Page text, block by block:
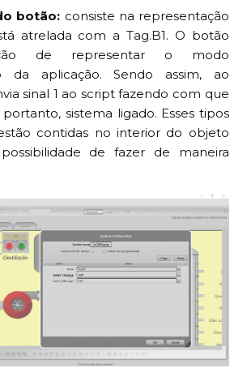
botão: consiste na representação
atrelada com a Tag.B1. O botão
de representar o modo
da aplicação. Sendo assim, ao
sinal 1 ao script fazendo com que
sistema ligado. Esses tipos
contidas no interior do objeto
de fazer de maneira